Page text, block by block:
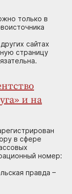
только в
сайтах
страницу
и на
в сфере
номер:
правда –